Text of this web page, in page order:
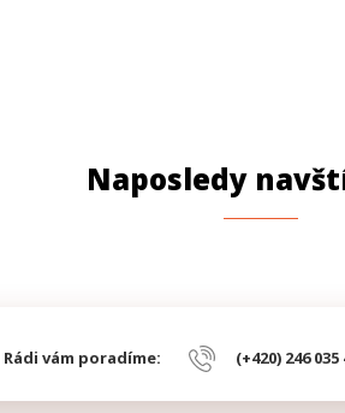
Naposledy
Rádi vám poradíme: (+420) 246 035